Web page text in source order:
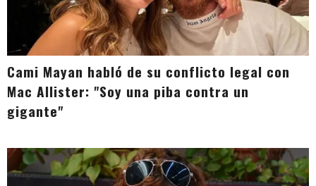
Cami Mayan habló de su conflicto legal con
Mac Allister: "Soy una piba contra un
gigante"